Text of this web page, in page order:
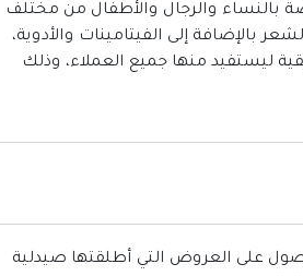
بالنساء والرجال والأطفال من مختلف
وآمنة على البشرة والشعر بالإضافة إلى الفيتامينات والأدوية،
ليستفيد منها جميع العملاء، وذلك
على العروض التي أطلقتها صيدلية